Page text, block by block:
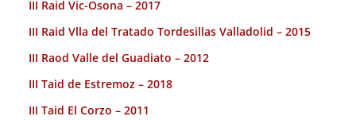
III Raid Vic-Osona – 2017
III Raid Vlla del Tratado Tordesillas Valladolid – 2015
III Raod Valle del Guadiato – 2012
III Taid de Estremoz – 2018
III Taid El Corzo – 2011